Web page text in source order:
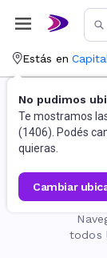
Estás en
No pudimos
Te mostramos
(1406). Podés
quieras.
cambiar
todos